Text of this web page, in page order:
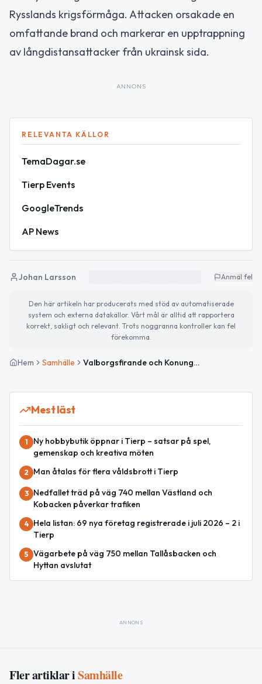
Rysslands krigsförmåga. Attacken orsakade en
omfattande brand och markerar en upptrappning
av långdistansattacker från ukrainsk sida.
ANNONS
RELEVANTA KÄLLOR
TemaDagar.se
Tierp Events
GoogleTrends
AP News
Johan Larsson Anmäl fel
Den här artikeln har producerats med stöd av automatiserade
system och externa datakällor. Vårt mål är alltid att rapportera
korrekt, sakligt och relevant. Trots noggranna kontroller kan fel
förekomma.
Hem Samhälle Valborgsfirande och Konungens födelsedag – en dag fylld av traditioner och musik
Mest läst
1
Ny hobbybutik öppnar i Tierp – satsar på spel,
gemenskap och kreativa möten
2 Man åtalas för flera våldsbrott i Tierp
3
Nedfallet träd på väg 740 mellan Västland och
Kobacken påverkar trafiken
4
Hela listan: 69 nya företag registrerade i juli 2026 – 2 i
Tierp
5 Vägarbete på väg 750 mellan Tallåsbacken och
Hyttan avslutat
ANNONS
Fler artiklar iSamhälle